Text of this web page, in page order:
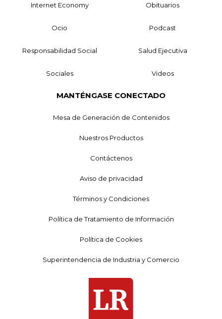
Internet Economy Obituarios
Ocio Podcast
Responsabilidad Social Salud Ejecutiva
Sociales Videos
MANTÉNGASE CONECTADO
Mesa de Generación de Contenidos
Nuestros Productos
Contáctenos
Aviso de privacidad
Términos y Condiciones
Política de Tratamiento de Información
Política de Cookies
Superintendencia de Industria y Comercio